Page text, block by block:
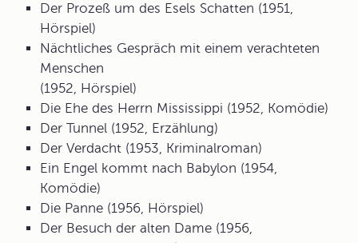
Der Prozeß um des Esels Schatten (1951,
Hörspiel)
Nächtliches Gespräch mit einem verachteten
Menschen
(1952, Hörspiel)
Die Ehe des Herrn Mississippi (1952, Komödie)
Der Tunnel (1952, Erzählung)
Der Verdacht (1953, Kriminalroman)
Ein Engel kommt nach Babylon (1954,
Komödie)
Die Panne (1956, Hörspiel)
Der Besuch der alten Dame (1956,